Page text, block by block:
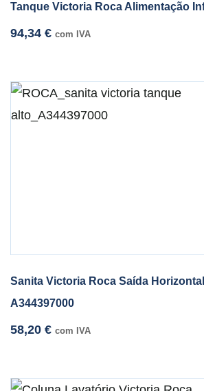
Tanque Victoria Roca Alimentação
94,34 € com IVA
Sanita Victoria Roca Saída
A344397000
58,20 € com IVA